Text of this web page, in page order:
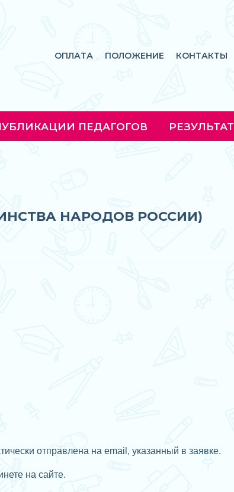
ОПЛАТА ПОЛОЖЕНИЕ КОНТАКТЫ
ПЕДАГОГОВ
НАРОДОВ РОССИИ)
отправлена на email, указанный в заявке.
на сайте.